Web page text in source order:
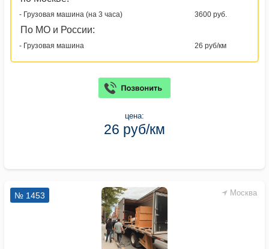
- Грузовая машина (на 3 часа) 3600 руб.
По МО и России:
- Грузовая машина 26 руб/км
цена:
26 руб/км
Москва
№ 1453